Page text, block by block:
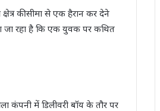
की सीमा से एक हैरान कर देने
जा रहा है कि एक युवक पर कथित
कंपनी में डिलीवरी बॉय के तौर पर